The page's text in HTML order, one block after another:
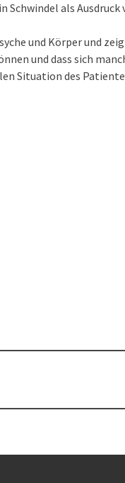
Schwindel als
und Körper und
und dass sich
Situation des